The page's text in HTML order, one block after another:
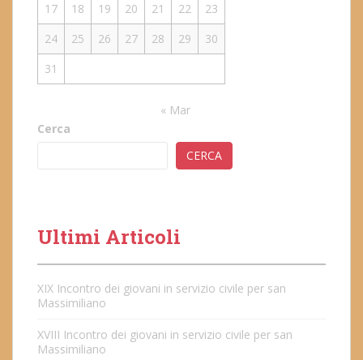
17 18 19 20 21 22
23
24
25 26 27 28 29
30
31
« Mar
Cerca
CERCA
Ultimi Articoli
XIX Incontro dei giovani in servizio civile per san
Massimiliano
XVIII Incontro dei giovani in servizio civile per san
Massimiliano